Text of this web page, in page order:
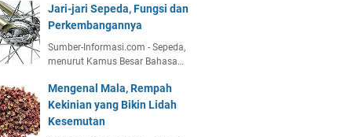
Jari-jari Sepeda, Fungsi dan
Perkembangannya
Sumber-Informasi.com - Sepeda,
menurut Kamus Besar Bahasa…
Mengenal Mala, Rempah
Kekinian yang Bikin Lidah
Kesemutan